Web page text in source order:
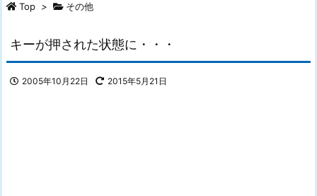
Top > その他
キーが押された状態に・・・
2005年10月22日 2015年5月21日